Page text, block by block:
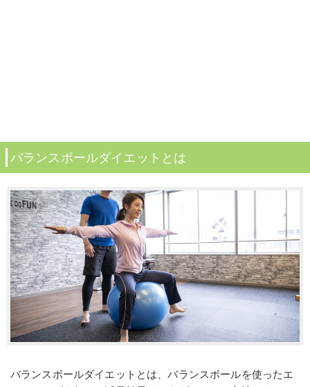
バランスボールダイエットとは
バランスボールダイエットとは、バランスボールを使ったエ